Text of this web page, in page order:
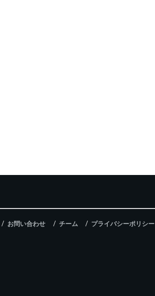
お問い合わせ チーム
プライバシーポリシー